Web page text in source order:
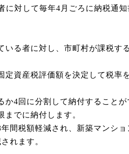
に対して毎年4月ごろに納税通知
いる者に対し、市町村が課税す
定資産税評価額を決定して税率
か4回に分割して納付することが
までに納付します。
間税額軽減され、新築マンショ
れます。